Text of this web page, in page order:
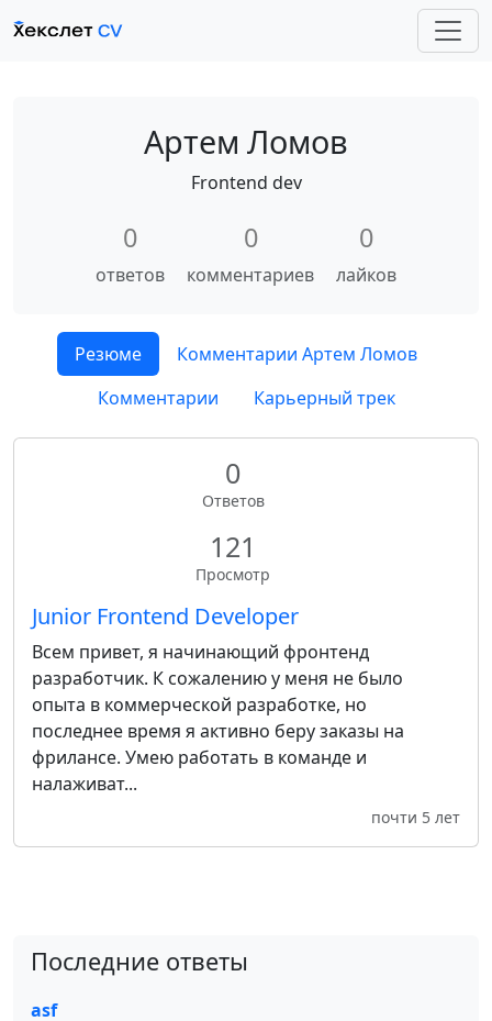
Артем Ломов
Frontend dev
0
ответов
0
комментариев
0
лайков
Резюме
Комментарии Артем Ломов
Комментарии
Карьерный трек
0
Ответов
121
Просмотр
Junior Frontend Developer
Всем привет, я начинающий фронтенд
разработчик. К сожалению у меня не было
опыта в коммерческой разработке, но
последнее время я активно беру заказы на
фрилансе. Умею работать в команде и
налаживат...
почти 5 лет
Последние ответы
asf